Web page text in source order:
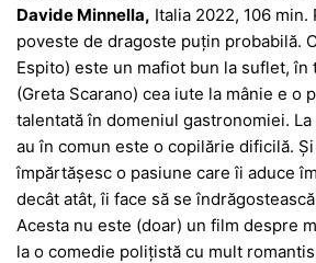
Davide Minnella, Italia 2022, 106
poveste de dragoste puțin probabilă.
Espito) este un mafiot bun la suflet, în
(Greta Scarano) cea iute la mânie e o
talentată în domeniul gastronomiei.
au în comun este o copilărie dificilă.
împărtășesc o pasiune care îi aduce
decât atât, îi face să se
Acesta nu este (doar) un film despre
la o comedie polițistă cu mult